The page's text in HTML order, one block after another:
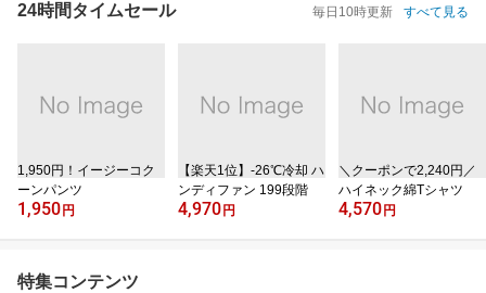
24時間タイムセール 毎日10時更新 すべて見る
1,950円！イージーコク
ーンパンツ
1,950 円
【楽天1位】‐26℃冷却 ハ
ンディファン 199段階
4,970 円
＼クーポンで2,240円／
ハイネック綿Tシャツ
4,570 円
特集コンテンツ